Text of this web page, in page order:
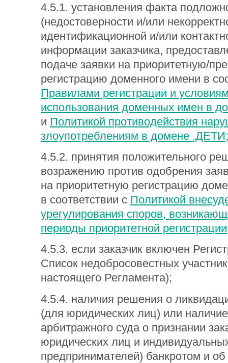
4.5.1. установления факта
(недостоверности и/или
идентификационной и/или
информации заказчика,
подаче заявки на приоритетную/
регистрацию доменного имени в
Правилами регистрации и
использования доменных имен в
и Политикой противодействия
злоупотреблениям в домене .ДЕТИ;
4.5.2. принятия положительного
возражению против одобрения
на приоритетную регистрацию
в соответствии с Политикой
урегулирования споров,
периоды приоритетной регистрации
4.5.3. если заказчик включен
Список недобросовестных
настоящего Регламента);
4.5.4. наличия решения о
(для юридических лиц) или
арбитражного суда о признании
юридических лиц и
предпринимателей) банкротом и об